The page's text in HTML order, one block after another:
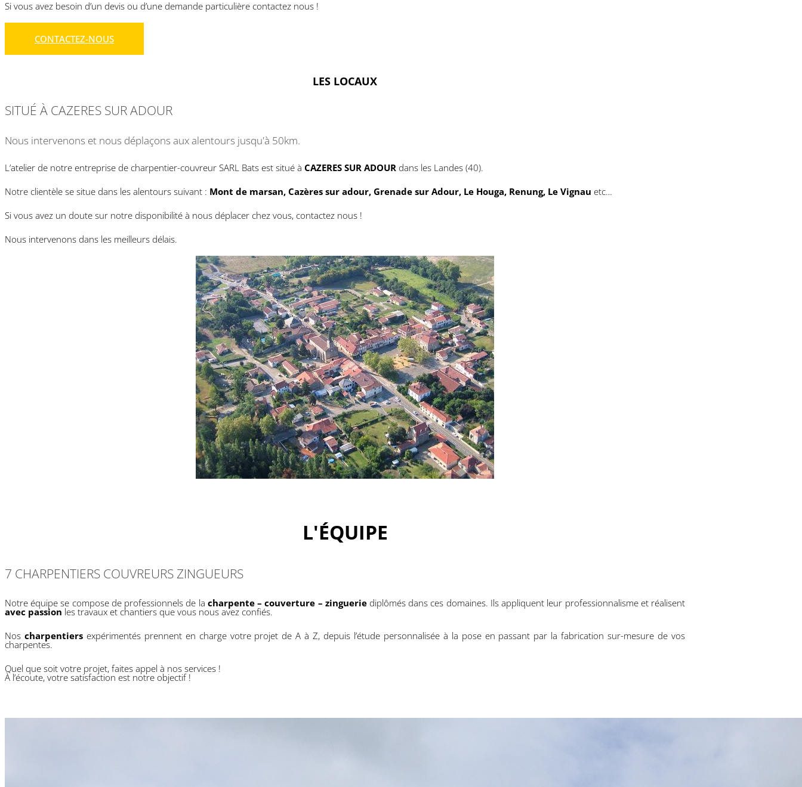
Si vous avez besoin d’un devis ou d’une demande particulière contactez nous !
CONTACTEZ-NOUS
LES LOCAUX
SITUÉ À CAZERES SUR ADOUR
Nous intervenons et nous déplaçons aux alentours jusqu'à 50km.
L’atelier de notre entreprise de charpentier-couvreur SARL Bats est situé à CAZERES SUR ADOUR dans les Landes (40).
Notre clientèle se situe dans les alentours suivant : Mont de marsan, Cazères sur adour, Grenade sur Adour, Le Houga, Renung, Le Vignau etc…
Si vous avez un doute sur notre disponibilité à nous déplacer chez vous, contactez nous !
Nous intervenons dans les meilleurs délais.
L'ÉQUIPE
7 CHARPENTIERS COUVREURS ZINGUEURS
Notre équipe se compose de professionnels de la charpente – couverture – zingueriediplômés dans ces domaines. Ils appliquent leur professionnalisme et réalisent
avec passion les travaux et chantiers que vous nous avez confiés.
Nos charpentiers expérimentés prennent en charge votre projet de A à Z, depuis l’étude personnalisée à la pose en passant par la fabrication sur-mesure de vos
charpentes.
Quel que soit votre projet, faites appel à nos services !
À l’écoute, votre satisfaction est notre objectif !